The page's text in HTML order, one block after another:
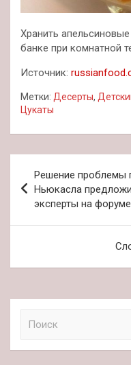
Хранить
банке при комнатной
Источник:
Метки: Десерты,
Цукаты
по
записям
Решение проблемы
Ньюкасла
эксперты на форуме